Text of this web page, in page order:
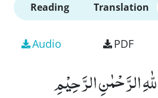
Reading Translation
Audio PDF
الرَّحْمٰنِ الرَّحِیْمِ